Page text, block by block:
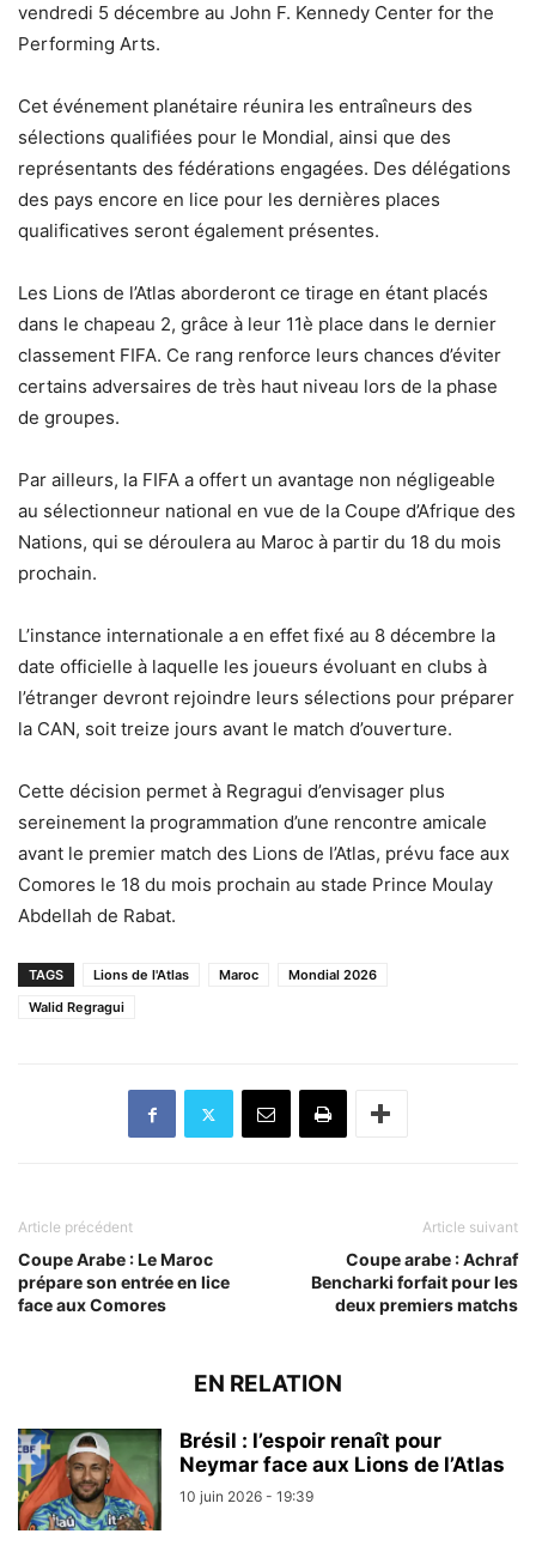
vendredi 5 décembre au John F. Kennedy Center for the
Performing Arts.
Cet événement planétaire réunira les entraîneurs des
sélections qualifiées pour le Mondial, ainsi que des
représentants des fédérations engagées. Des délégations
des pays encore en lice pour les dernières places
qualificatives seront également présentes.
Les Lions de l’Atlas aborderont ce tirage en étant placés
dans le chapeau 2, grâce à leur 11è place dans le dernier
classement FIFA. Ce rang renforce leurs chances d’éviter
certains adversaires de très haut niveau lors de la phase
de groupes.
Par ailleurs, la FIFA a offert un avantage non négligeable
au sélectionneur national en vue de la Coupe d’Afrique des
Nations, qui se déroulera au Maroc à partir du 18 du mois
prochain.
L’instance internationale a en effet fixé au 8 décembre la
date officielle à laquelle les joueurs évoluant en clubs à
l’étranger devront rejoindre leurs sélections pour préparer
la CAN, soit treize jours avant le match d’ouverture.
Cette décision permet à Regragui d’envisager plus
sereinement la programmation d’une rencontre amicale
avant le premier match des Lions de l’Atlas, prévu face aux
Comores le 18 du mois prochain au stade Prince Moulay
Abdellah de Rabat.
TAGS Lions de l'Atlas Maroc
Mondial 2026
Walid Regragui
Article précédent
Coupe Arabe : Le Maroc
prépare son entrée en lice
face aux Comores
Article suivant
Coupe arabe : Achraf
Bencharki forfait pour les
deux premiers matchs
EN RELATION
Brésil : l’espoir renaît pour
Neymar face aux Lions de l’Atlas
10 juin 2026 - 19:39